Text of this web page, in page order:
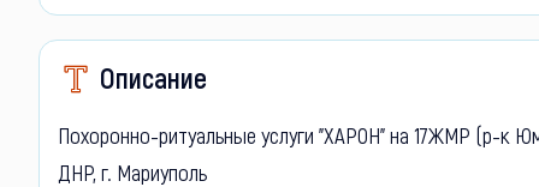
Описание
Похоронно-ритуальные услуги "ХАРОН" на 17ЖМР (р-к
ДНР, г. Мариуполь